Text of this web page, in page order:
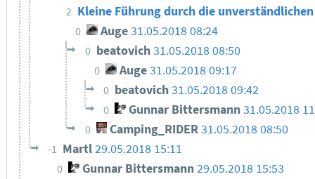
2 Kleine Führung durch die
0 Auge31.05.2018 08:24
0 beatovich31.05.2018 08:50
0 Auge 31.05.2018 09:17
0 beatovich31.05.2018 09:42
0 Gunnar Bittersmann31.05.2018
0 Camping_RIDER31.05.2018 08:50
-1 Martl29.05.2018 15:11
0 Gunnar Bittersmann29.05.2018 15:53